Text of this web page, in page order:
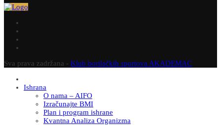
Sva prava zadržana - Klub borilačkih sportova AKADEMAC
Ishrana
O nama – AIFO
Izračunajte BMI
Plan i program ishrane
Kvantna Analiza Organizma